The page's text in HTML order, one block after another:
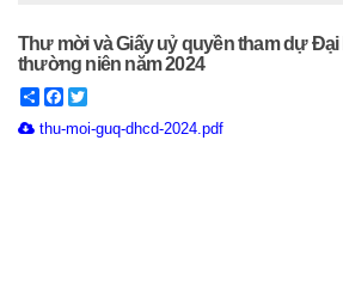
Thư mời và Giấy uỷ quyền tham dự
thường niên năm 2024
ShareFacebook
thu-moi-guq-dhcd-2024.pdf